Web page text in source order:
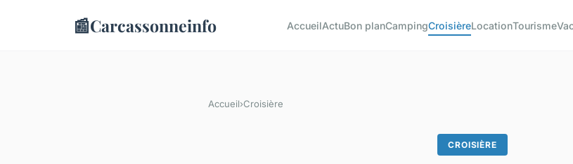
📰Carcassonneinfo AccueilActuBon planCampingCroisièreLocationTourisme
Accueil›Croisière
CROISIÈRE